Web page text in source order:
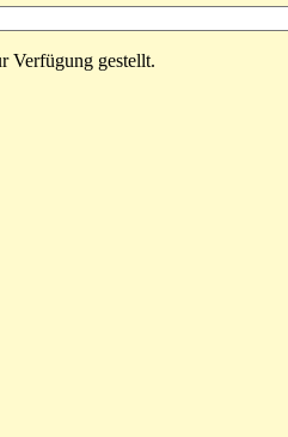
Verfügung gestellt.